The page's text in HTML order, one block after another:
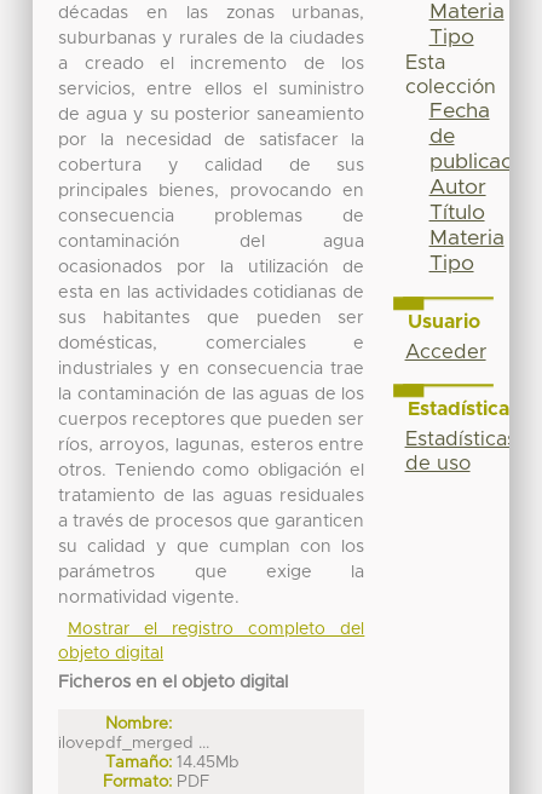
décadas en las zonas urbanas,
suburbanas y rurales de la ciudades
a creado el incremento de los
servicios, entre ellos el suministro
de agua y su posterior saneamiento
por la necesidad de satisfacer la
cobertura y calidad de sus
principales bienes, provocando en
consecuencia problemas de
contaminación del agua
ocasionados por la utilización de
esta en las actividades cotidianas de
sus habitantes que pueden ser
domésticas, comerciales e
industriales y en consecuencia trae
la contaminación de las aguas de los
cuerpos receptores que pueden ser
ríos, arroyos, lagunas, esteros entre
otros. Teniendo como obligación el
tratamiento de las aguas residuales
a través de procesos que garanticen
su calidad y que cumplan con los
parámetros que exige la
normatividad vigente.
Mostrar el registro completo del
objeto digital
Ficheros en el objeto digital
Nombre:
ilovepdf_merged ...
Tamaño: 14.45Mb
Formato: PDF
Materia
Tipo
Esta
colección
Fecha
de
publicación
Autor
Título
Materia
Tipo
Usuario
Acceder
Estadísticas
Estadísticas
de uso